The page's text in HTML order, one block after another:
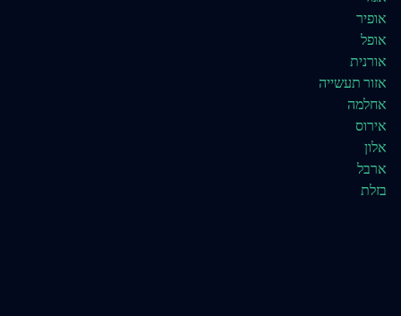
אופיר
אופל
אורנית
אזור תעשייה
אחלמה
אירוס
אלון
ארבל
בזלת